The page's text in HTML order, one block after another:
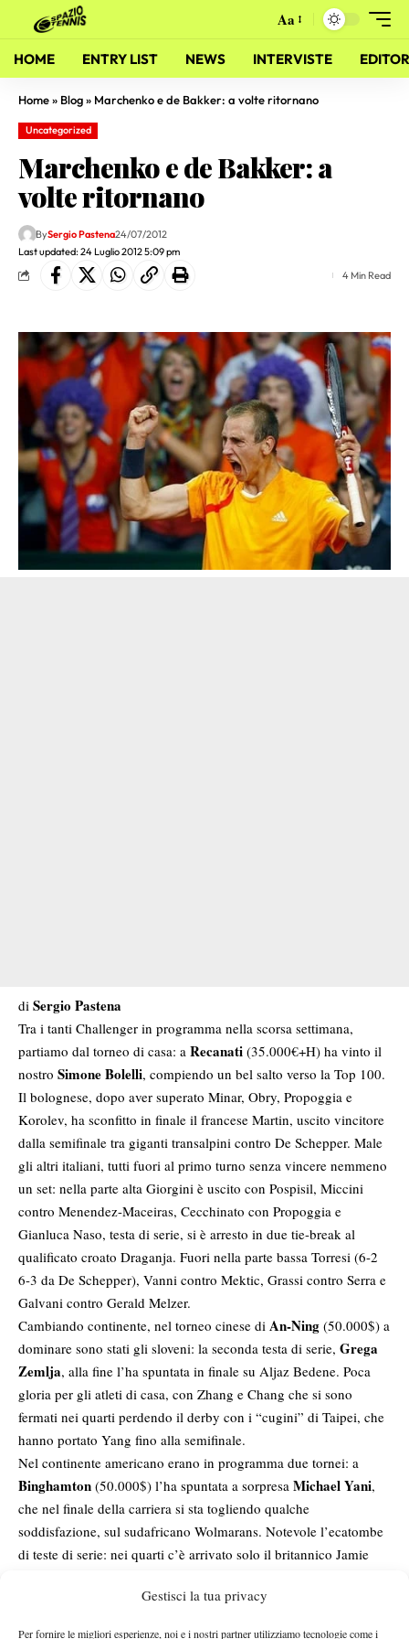
Gestisci la tua privacy
Per fornire le migliori esperienze, noi e i nostri partner utilizziamo tecnologie come i
Aa
HOME ENTRY LIST NEWS INTERVISTE
Home» Blog» Marchenko e de Bakker: a volte ritornano
Uncategorized
Marchenko e de Bakker: a
volte ritornano
Last updated: 24 Luglio 2012 5:09 pm
BySergio Pastena24/07/2012
4 Min Read
di Sergio Pastena
Tra i tanti Challenger in programma nella scorsa settimana,
partiamo dal torneo di casa: a Recanati (35.000€+H) ha vinto il
nostro Simone Bolelli, compiendo un bel salto verso la Top 100.
Il bolognese, dopo aver superato Minar, Obry, Propoggia e
Korolev, ha sconfitto in finale il francese Martin, uscito vincitore
dalla semifinale tra giganti transalpini contro De Schepper. Male
gli altri italiani, tutti fuori al primo turno senza vincere nemmeno
un set: nella parte alta Giorgini è uscito con Pospisil, Miccini
contro Menendez-Maceiras, Cecchinato con Propoggia e
Gianluca Naso, testa di serie, si è arresto in due tie-break al
qualificato croato Draganja. Fuori nella parte bassa Torresi (6-2
6-3 da De Schepper), Vanni contro Mektic, Grassi contro Serra e
Galvani contro Gerald Melzer.
Cambiando continente, nel torneo cinese di An-Ning (50.000$) a
dominare sono stati gli sloveni: la seconda testa di serie, Grega
Zemlja, alla fine l’ha spuntata in finale su Aljaz Bedene. Poca
gloria per gli atleti di casa, con Zhang e Chang che si sono
fermati nei quarti perdendo il derby con i “cugini” di Taipei, che
hanno portato Yang fino alla semifinale.
Nel continente americano erano in programma due tornei: a
Binghamton (50.000$) l’ha spuntata a sorpresa Michael Yani,
che nel finale della carriera si sta togliendo qualche
soddisfazione, sul sudafricano Wolmarans. Notevole l’ecatombe
di teste di serie: nei quarti c’è arrivato solo il britannico Jamie
ovvero i primi quattro del seeding, sono usciti immediatamente.